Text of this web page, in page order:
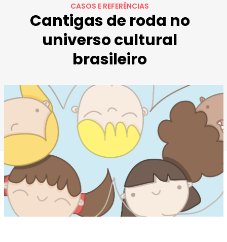
CASOS E REFERÊNCIAS
Cantigas de roda no
universo cultural
brasileiro